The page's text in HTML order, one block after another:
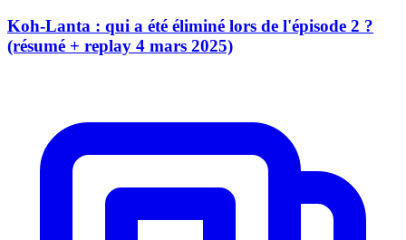
Koh-Lanta : qui a été éliminé lors de l'épisode 2 ?
(résumé + replay 4 mars 2025)